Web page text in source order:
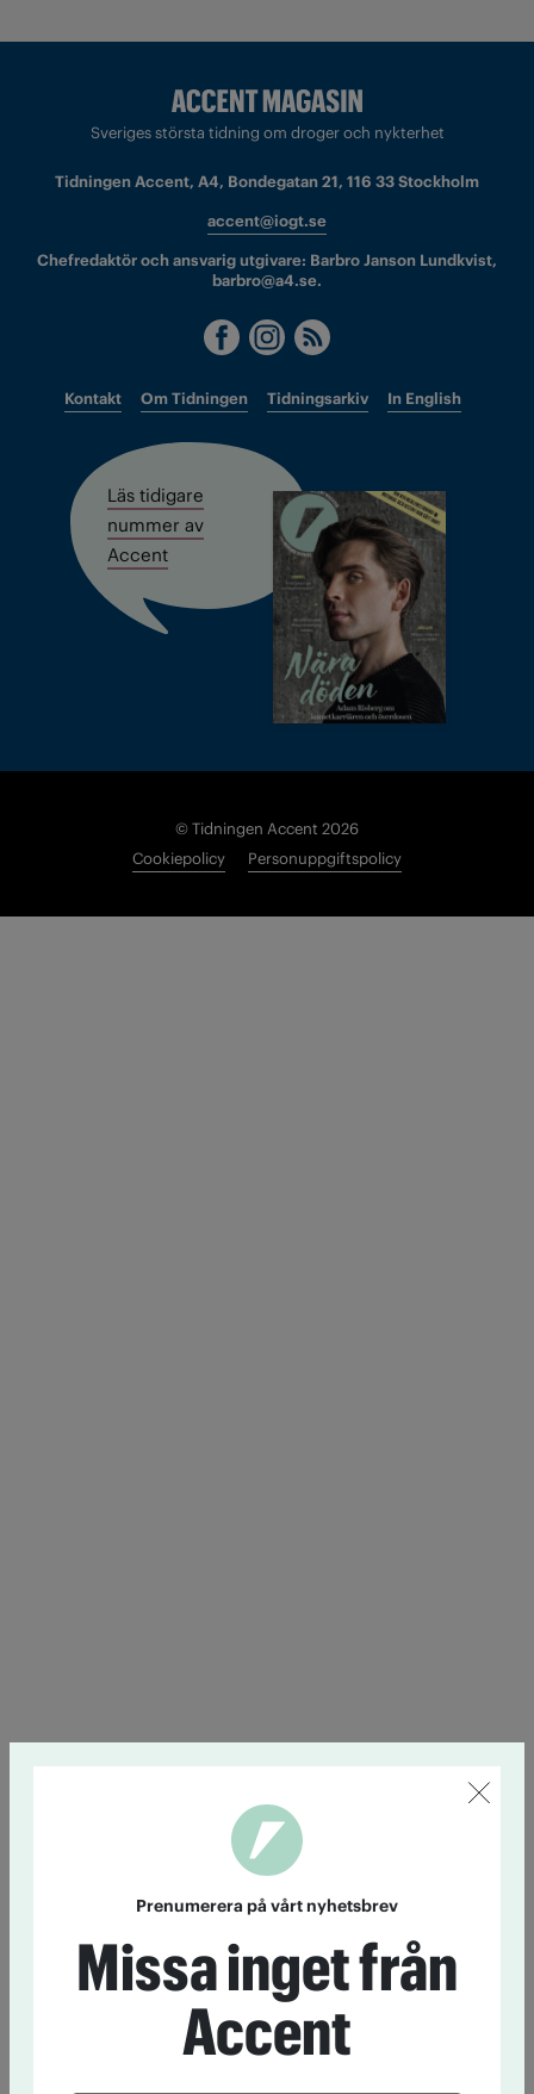
Sveriges största tidning om droger och nykterhet
Tidningen Accent, A4, Bondegatan 21, 116 33 Stockholm
accent@iogt.se
Chefredaktör och ansvarig utgivare: Barbro Janson Lundkvist,
barbro@a4.se.
Kontakt Om Tidningen Tidningsarkiv In English
Läs tidigare
nummer av
Accent
© Tidningen Accent 2026
Cookiepolicy
Personuppgiftspolicy
Prenumerera på vårt nyhetsbrev
Missa inget från
Accent